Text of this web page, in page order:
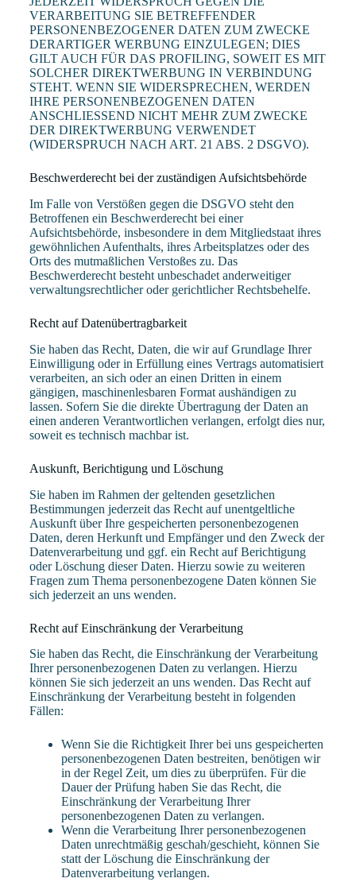
VERARBEITUNG SIE BETREFFENDER
PERSONENBEZOGENER DATEN ZUM ZWECKE
DERARTIGER WERBUNG EINZULEGEN; DIES
GILT AUCH FÜR DAS PROFILING, SOWEIT ES MIT
SOLCHER DIREKTWERBUNG IN VERBINDUNG
STEHT. WENN SIE WIDERSPRECHEN, WERDEN
IHRE PERSONENBEZOGENEN DATEN
ANSCHLIESSEND NICHT MEHR ZUM ZWECKE
DER DIREKTWERBUNG VERWENDET
(WIDERSPRUCH NACH ART. 21 ABS. 2 DSGVO).
Beschwerde­recht bei der zuständigen Aufsichts­behörde
Im Falle von Verstößen gegen die DSGVO steht den
Betroffenen ein Beschwerderecht bei einer
Aufsichtsbehörde, insbesondere in dem Mitgliedstaat ihres
gewöhnlichen Aufenthalts, ihres Arbeitsplatzes oder des
Orts des mutmaßlichen Verstoßes zu. Das
Beschwerderecht besteht unbeschadet anderweitiger
verwaltungsrechtlicher oder gerichtlicher Rechtsbehelfe.
Recht auf Daten­übertrag­barkeit
Sie haben das Recht, Daten, die wir auf Grundlage Ihrer
Einwilligung oder in Erfüllung eines Vertrags automatisiert
verarbeiten, an sich oder an einen Dritten in einem
gängigen, maschinenlesbaren Format aushändigen zu
lassen. Sofern Sie die direkte Übertragung der Daten an
einen anderen Verantwortlichen verlangen, erfolgt dies nur,
soweit es technisch machbar ist.
Auskunft, Berichtigung und Löschung
Sie haben im Rahmen der geltenden gesetzlichen
Bestimmungen jederzeit das Recht auf unentgeltliche
Auskunft über Ihre gespeicherten personenbezogenen
Daten, deren Herkunft und Empfänger und den Zweck der
Datenverarbeitung und ggf. ein Recht auf Berichtigung
oder Löschung dieser Daten. Hierzu sowie zu weiteren
Fragen zum Thema personenbezogene Daten können Sie
sich jederzeit an uns wenden.
Recht auf Einschränkung der Verarbeitung
Sie haben das Recht, die Einschränkung der Verarbeitung
Ihrer personenbezogenen Daten zu verlangen. Hierzu
können Sie sich jederzeit an uns wenden. Das Recht auf
Einschränkung der Verarbeitung besteht in folgenden
Fällen:
Wenn Sie die Richtigkeit Ihrer bei uns gespeicherten
personenbezogenen Daten bestreiten, benötigen wir
in der Regel Zeit, um dies zu überprüfen. Für die
Dauer der Prüfung haben Sie das Recht, die
Einschränkung der Verarbeitung Ihrer
personenbezogenen Daten zu verlangen.
Wenn die Verarbeitung Ihrer personenbezogenen
Daten unrechtmäßig geschah/geschieht, können Sie
statt der Löschung die Einschränkung der
Datenverarbeitung verlangen.